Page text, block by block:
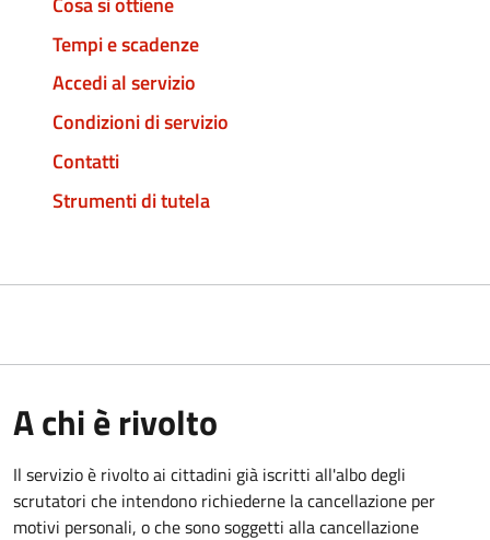
Tempi e scadenze
Accedi al servizio
Condizioni di servizio
Contatti
Strumenti di tutela
A chi è rivolto
Il servizio è rivolto ai cittadini già iscritti all'albo degli
scrutatori che intendono richiederne la cancellazione per
motivi personali, o che sono soggetti alla cancellazione